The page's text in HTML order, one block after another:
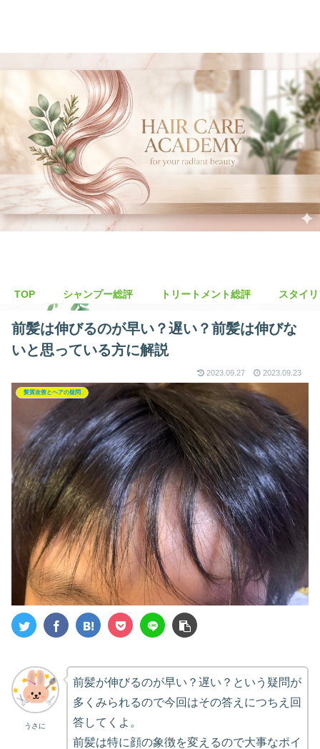
TOP シャンプー総評 トリートメント総評 スタイ
前髪は伸びるのが早い？遅い？前髪は伸びな
いと思っている方に解説
2023.09.27 2023.09.23
髪質改善とヘアの疑問
うさに
前髪が伸びるのが早い？遅い？という疑問が
多くみられるので今回はその答えにつちえ回
答してくよ。
前髪は特に顔の象徴を変えるので大事なポイ